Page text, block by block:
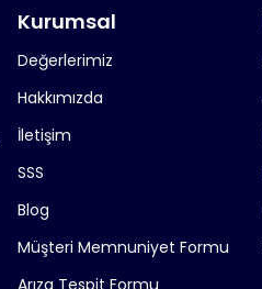
Kurumsal
Değerlerimiz
Hakkımızda
İletişim
SSS
Blog
Müşteri Memnuniyet Formu
Arıza Tespit Formu